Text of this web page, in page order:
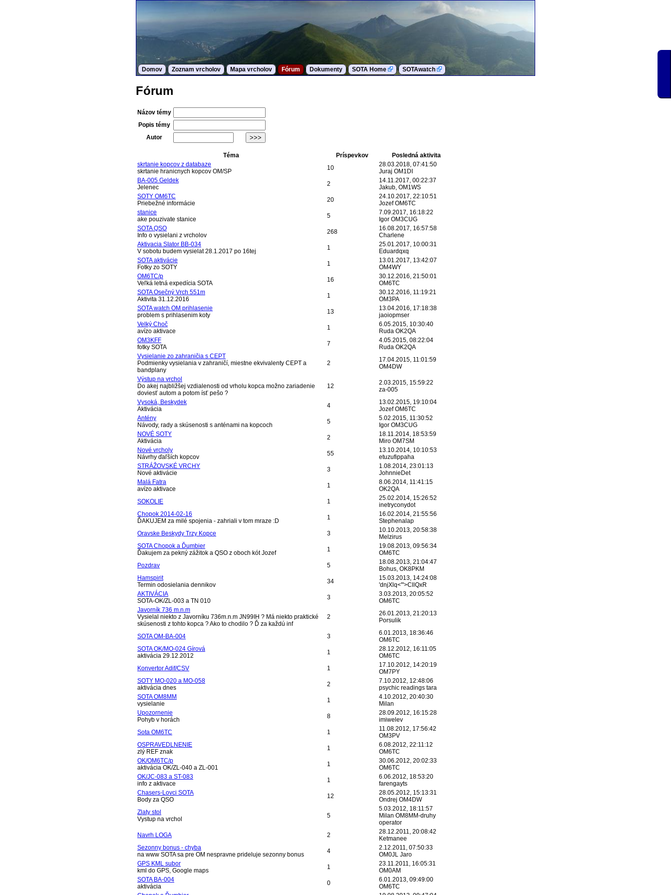
Domov Zoznam vrcholov Mapa vrcholov Fórum Dokumenty SOTA Home SOTAwatch
Fórum
Názov témy
Popis témy
Autor
Téma Príspevkov
Posledná aktivita
skrtanie kopcov z databaze
skrtanie hranicnych kopcov OM/SP
10
28.03.2018, 07:41:50
Juraj OM1DI
BA-005 Geldek
Jelenec
2
14.11.2017, 00:22:37
Jakub, OM1WS
SOTY OM6TC
Priebežné informácie
20
24.10.2017, 22:10:51
Jozef OM6TC
stanice
ake pouzivate stanice
5
7.09.2017, 16:18:22
Igor OM3CUG
SOTA QSO
Info o vysielani z vrcholov
268
16.08.2017, 16:57:58
Charlene
Aktivacia SIator BB-034
V sobotu budem vysielat 28.1.2017 po 16tej
1
25.01.2017, 10:00:31
Eduardqxq
SOTA aktivácie
Fotky zo SOTY
1
13.01.2017, 13:42:07
OM4WY
OM6TC/p
Veľká letná expedícia SOTA
16
30.12.2016, 21:50:01
OM6TC
SOTA Osečný Vrch 551m
Aktivita 31.12.2016
1
30.12.2016, 11:19:21
OM3PA
SOTA watch OM prihlasenie
problem s prihlasenim koty
13
13.04.2016, 17:18:38
jaoiopmser
Velký Choč
avízo aktivace
1
6.05.2015, 10:30:40
Ruda OK2QA
OM3KFF
fotky SOTA
7
4.05.2015, 08:22:04
Ruda OK2QA
Vysielanie zo zahraničia s CEPT
Podmienky vysielania v zahraničí, miestne ekvivalenty CEPT a
bandplany
2
17.04.2015, 11:01:59
OM4DW
Výstup na vrchol
Do akej najbližšej vzdialenosti od vrholu kopca možno zariadenie
doviesť autom a potom ísť pešo ?
12
2.03.2015, 15:59:22
za-005
Vysoká, Beskydek
Aktivácia
4
13.02.2015, 19:10:04
Jozef OM6TC
Antény
Návody, rady a skúsenosti s anténami na kopcoch
5
5.02.2015, 11:30:52
Igor OM3CUG
NOVÉ SOTY
Aktivácia
2
18.11.2014, 18:53:59
Miro OM7SM
Nové vrcholy
Návrhy ďaľších kopcov
55
13.10.2014, 10:10:53
etuzufippaha
STRÁŽOVSKÉ VRCHY
Nové aktivácie
3
1.08.2014, 23:01:13
JohnnieDet
Malá Fatra
avízo aktivace
1
8.06.2014, 11:41:15
OK2QA
SOKOLIE
1
25.02.2014, 15:26:52
inetryconydot
Chopok 2014-02-16
ĎAKUJEM za milé spojenia - zahriali v tom mraze :D
1
16.02.2014, 21:55:56
Stephenalap
Oravske Beskydy Trzy Kopce
3
10.10.2013, 20:58:38
Melzirus
SOTA Chopok a Ďumbier
Ďakujem za pekný zážitok a QSO z oboch kót Jozef
1
19.08.2013, 09:56:34
OM6TC
Pozdrav
5
18.08.2013, 21:04:47
Bohus, OK8PKM
Hamspirit
Termin odosielania dennikov
34
15.03.2013, 14:24:08
'dnjXlq<'">CllQxR
AKTIVÁCIA
SOTA-OK/ZL-003 a TN 010
3
3.03.2013, 20:05:52
OM6TC
Javorník 736 m.n.m
Vysielal niekto z Javorníku 736m.n.m JN99IH ? Má niekto praktické
skúsenosti z tohto kopca ? Ako to chodilo ? Ď za každú inf
2
26.01.2013, 21:20:13
Porsulik
SOTA OM-BA-004 3
6.01.2013, 18:36:46
OM6TC
SOTA OK/MO-024 Gírová
aktivácia 29.12.2012
1
28.12.2012, 16:11:05
OM6TC
Konvertor Adif/CSV
1
17.10.2012, 14:20:19
OM7PY
SOTY MO-020 a MO-058
aktivácia dnes
2
7.10.2012, 12:48:06
psychic readings tara
SOTA OM8MM
vysielanie
1
4.10.2012, 20:40:30
Milan
Upozornenie
Pohyb v horách
8
28.09.2012, 16:15:28
imiwelev
Sota OM6TC
1
11.08.2012, 17:56:42
OM3PV
OSPRAVEDLNENIE
zlý REF znak
1
6.08.2012, 22:11:12
OM6TC
OK/OM6TC/p
aktivácia OK/ZL-040 a ZL-001
1
30.06.2012, 20:02:33
OM6TC
OK/JC-083 a ST-083
info z aktivace
1
6.06.2012, 18:53:20
farengayts
Chasers-Lovci SOTA
Body za QSO
12
28.05.2012, 15:13:31
Ondrej OM4DW
Zlaty stol
Vystup na vrchol
5
5.03.2012, 18:11:57
Milan OM8MM-druhy
operator
Navrh LOGA
2
28.12.2011, 20:08:42
Ketmanee
Sezonny bonus - chyba
na www SOTA sa pre OM nespravne prideluje sezonny bonus
4
2.12.2011, 07:50:33
OM0JL Jaro
GPS KML subor
kml do GPS, Google maps
1
23.11.2011, 16:05:31
OM0AM
SOTA BA-004
aktivácia
0
6.01.2013, 09:49:00
OM6TC